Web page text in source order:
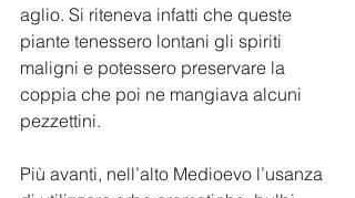
aglio. Si riteneva infatti che queste
piante tenessero lontani gli spiriti
maligni e potessero preservare la
coppia che poi ne mangiava alcuni
pezzettini.
Più avanti, nell’alto Medioevo l’usanza